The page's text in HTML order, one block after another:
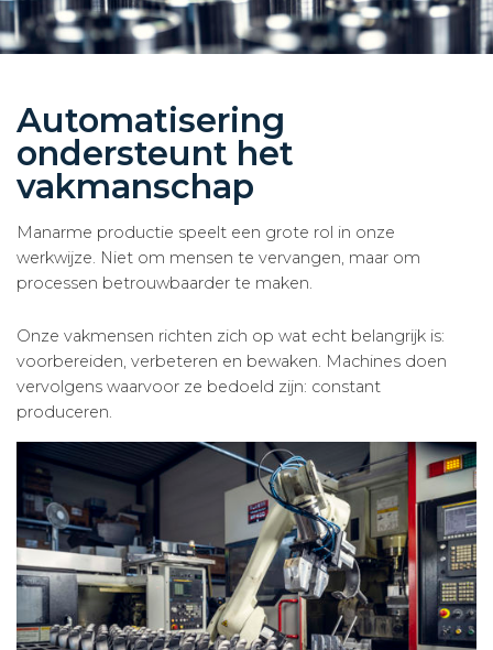
Automatisering
ondersteunt het
vakmanschap
Manarme productie speelt een grote rol in onze
werkwijze. Niet om mensen te vervangen, maar om
processen betrouwbaarder te maken.
Onze vakmensen richten zich op wat echt belangrijk is:
voorbereiden, verbeteren en bewaken. Machines doen
vervolgens waarvoor ze bedoeld zijn: constant
produceren.